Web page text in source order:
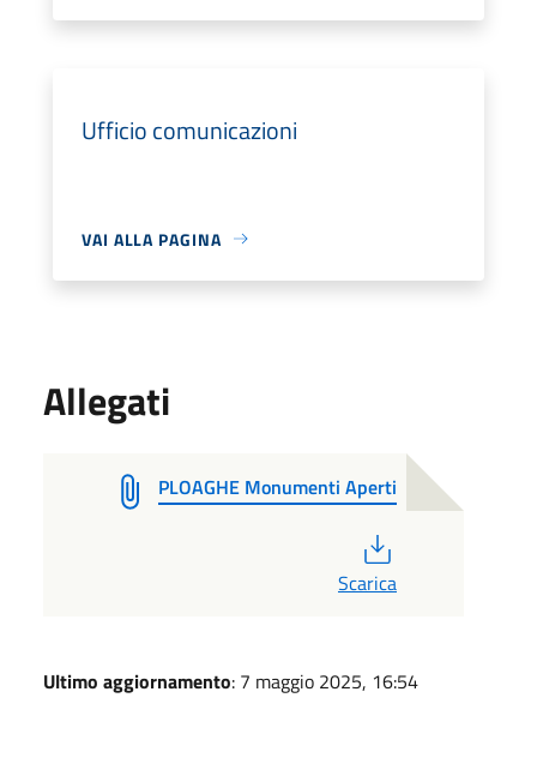
Ufficio comunicazioni
VAI ALLA PAGINA
Allegati
PLOAGHE Monumenti Aperti
Scarica
Ultimo aggiornamento: 7 maggio 2025, 16:54